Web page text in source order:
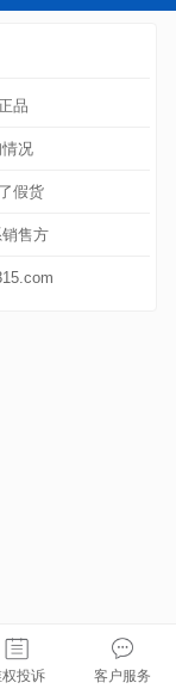
品
况
假货
售方
投诉 客户服务